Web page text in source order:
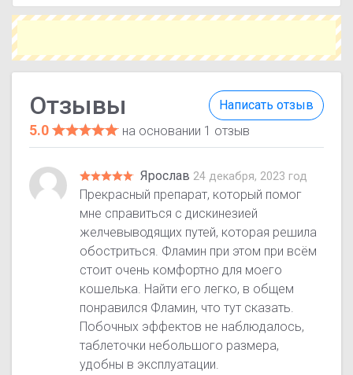
Написать отзыв
Отзывы
5.0 на основании 1 отзыв
Ярослав 24 декабря, 2023 год
Прекрасный препарат, который помог
мне справиться с дискинезией
желчевыводящих путей, которая решила
обостриться. Фламин при этом при всём
стоит очень комфортно для моего
кошелька. Найти его легко, в общем
понравился Фламин, что тут сказать.
Побочных эффектов не наблюдалось,
таблеточки небольшого размера,
удобны в эксплуатации.